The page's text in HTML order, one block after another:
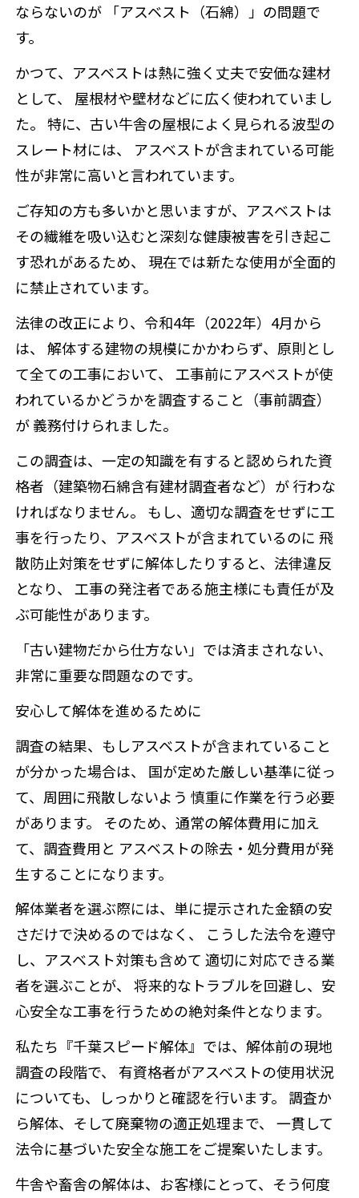
ならないのが 「アスベスト（石綿）」の問題で
す。
かつて、アスベストは熱に強く丈夫で安価な建材
として、 屋根材や壁材などに広く使われていまし
た。 特に、古い牛舎の屋根によく見られる波型の
スレート材には、 アスベストが含まれている可能
性が非常に高いと言われています。
ご存知の方も多いかと思いますが、アスベストは
その繊維を吸い込むと深刻な健康被害を引き起こ
す恐れがあるため、 現在では新たな使用が全面的
に禁止されています。
法律の改正により、令和4年（2022年）4月から
は、 解体する建物の規模にかかわらず、原則とし
て全ての工事において、工事前にアスベストが使
われているかどうかを調査すること（事前調査）
が義務付けられました。
この調査は、一定の知識を有すると認められた資
格者（建築物石綿含有建材調査者など）が 行わな
ければなりません。 もし、適切な調査をせずに工
事を行ったり、アスベストが含まれているのに 飛
散防止対策をせずに解体したりすると、法律違反
となり、 工事の発注者である施主様にも責任が及
ぶ可能性があります。
「古い建物だから仕方ない」では済まされない、
非常に重要な問題なのです。
安心して解体を進めるために
調査の結果、もしアスベストが含まれていること
が分かった場合は、 国が定めた厳しい基準に従っ
て、周囲に飛散しないよう 慎重に作業を行う必要
があります。 そのため、通常の解体費用に加え
て、調査費用と アスベストの除去・処分費用が発
生することになります。
解体業者を選ぶ際には、単に提示された金額の安
さだけで決めるのではなく、 こうした法令を遵守
し、アスベスト対策も含めて 適切に対応できる業
者を選ぶことが、 将来的なトラブルを回避し、安
心安全な工事を行うための絶対条件となります。
私たち『千葉スピード解体』では、解体前の現地
調査の段階で、 有資格者がアスベストの使用状況
についても、しっかりと確認を行います。 調査か
ら解体、そして廃棄物の適正処理まで、 一貫して
法令に基づいた安全な施工をご提案いたします。
牛舎や畜舎の解体は、お客様にとって、そう何度